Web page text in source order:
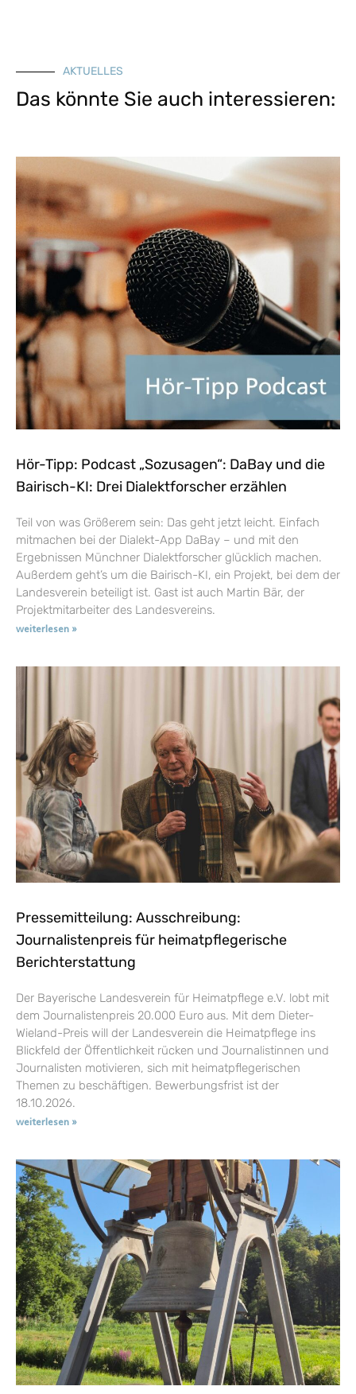
AKTUELLES
Das könnte Sie auch interessieren:
Hör-Tipp: Podcast „Sozusagen“: DaBay und die
Bairisch-KI: Drei Dialektforscher erzählen
Teil von was Größerem sein: Das geht jetzt leicht. Einfach
mitmachen bei der Dialekt-App DaBay – und mit den
Ergebnissen Münchner Dialektforscher glücklich machen.
Außerdem geht’s um die Bairisch-KI, ein Projekt, bei dem der
Landesverein beteiligt ist. Gast ist auch Martin Bär, der
Projektmitarbeiter des Landesvereins.
weiterlesen »
Pressemitteilung: Ausschreibung:
Journalistenpreis für heimatpflegerische
Berichterstattung
Der Bayerische Landesverein für Heimatpflege e.V. lobt mit
dem Journalistenpreis 20.000 Euro aus. Mit dem Dieter-
Wieland-Preis will der Landesverein die Heimatpflege ins
Blickfeld der Öffentlichkeit rücken und Journalistinnen und
Journalisten motivieren, sich mit heimatpflegerischen
Themen zu beschäftigen. Bewerbungsfrist ist der
18.10.2026.
weiterlesen »